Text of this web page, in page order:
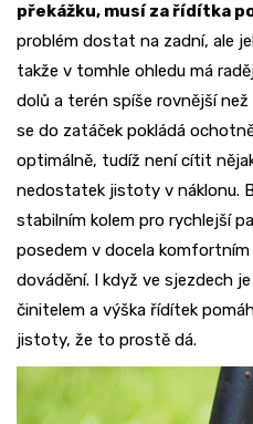
překážku, musí za řídítka
problém dostat na zadní, ale
takže v tomhle ohledu má
dolů a terén spíše rovnější
se do zatáček pokládá
optimálně, tudíž není cítit
nedostatek jistoty v náklonu.
stabilním kolem pro rychlejší
posedem v docela komfortním
dovádění. I když ve sjezdech
činitelem a výška řídítek
jistoty, že to prostě dá.